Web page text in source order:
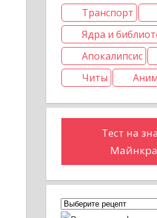
Транспорт
Ядра и
Апокалипсис
Читы
Тест на